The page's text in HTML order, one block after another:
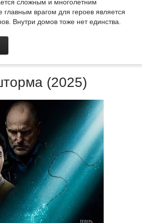
сложным и многолетним
главным врагом для героев является
Внутри домов тоже нет единства.
(2025)